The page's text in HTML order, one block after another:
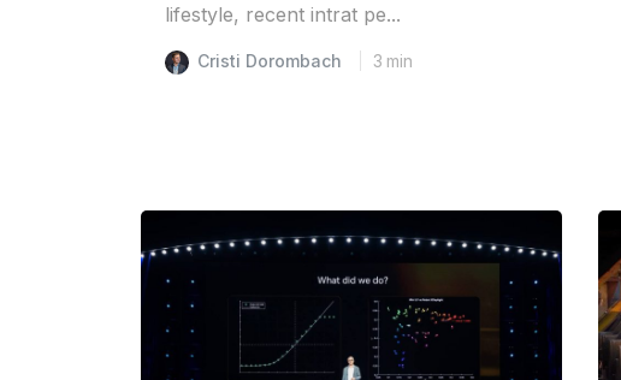
lifestyle, recent intrat pe...
Cristi Dorombach 3 min